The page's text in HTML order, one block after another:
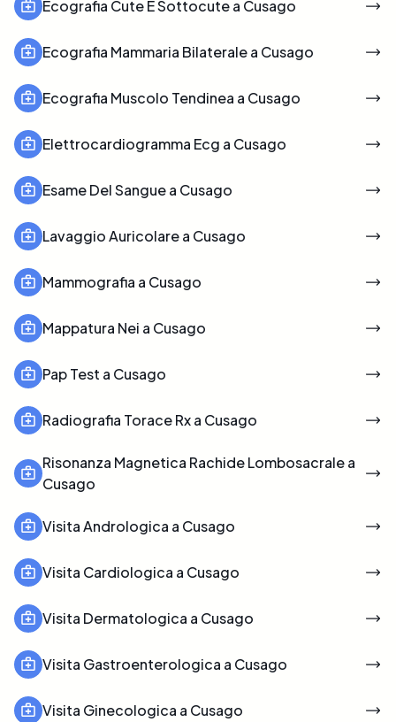
Ecografia Cute E Sottocute a Cusago
Ecografia Mammaria Bilaterale a Cusago
Ecografia Muscolo Tendinea a Cusago
Elettrocardiogramma Ecg a Cusago
Esame Del Sangue a Cusago
Lavaggio Auricolare a Cusago
Mammografia a Cusago
Mappatura Nei a Cusago
Pap Test a Cusago
Radiografia Torace Rx a Cusago
Risonanza Magnetica Rachide Lombosacrale a
Cusago
Visita Andrologica a Cusago
Visita Cardiologica a Cusago
Visita Dermatologica a Cusago
Visita Gastroenterologica a Cusago
Visita Ginecologica a Cusago